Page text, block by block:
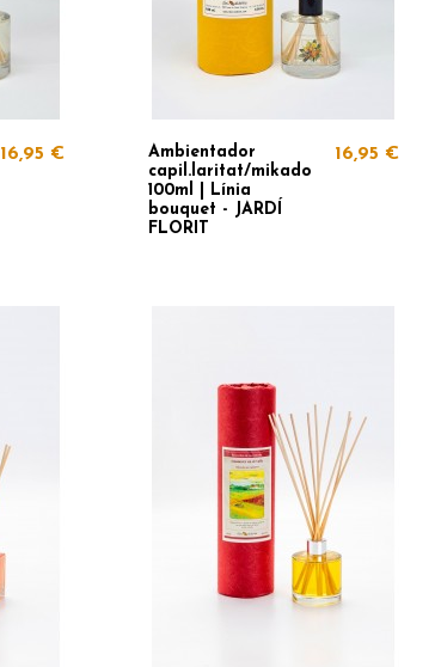
16,95 €
Ambientador
capil.laritat/mikado
100ml | Línia
bouquet - JARDÍ
FLORIT
16,95 €